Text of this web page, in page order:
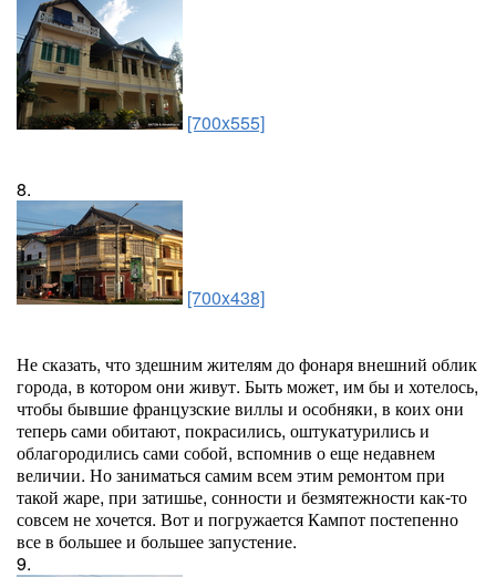
[700x555]
8.
[700x438]
Не сказать, что здешним жителям до фонаря внешний облик
города, в котором они живут. Быть может, им бы и хотелось,
чтобы бывшие французские виллы и особняки, в коих они
теперь сами обитают, покрасились, оштукатурились и
облагородились сами собой, вспомнив о еще недавнем
величии. Но заниматься самим всем этим ремонтом при
такой жаре, при затишье, сонности и безмятежности как-то
совсем не хочется. Вот и погружается Кампот постепенно
все в большее и большее запустение.
9.